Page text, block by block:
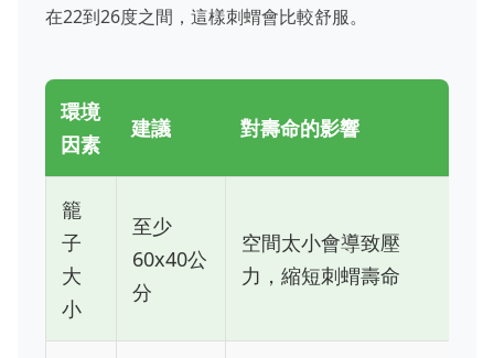
在22到26度之間，這樣刺蝟會比較舒服。
環境
因素
建議 對壽命的影響
籠
子
大
小
至少
60x40公
分
空間太小會導致壓
力，縮短刺蝟壽命